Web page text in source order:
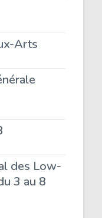
Arts
des Low-
3 au 8